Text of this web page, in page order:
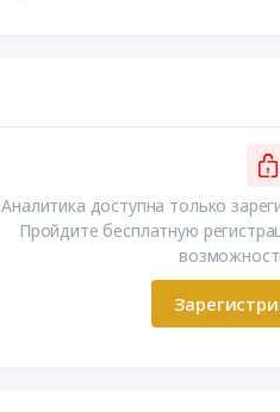
Аналитика доступна только
Пройдите бесплатную